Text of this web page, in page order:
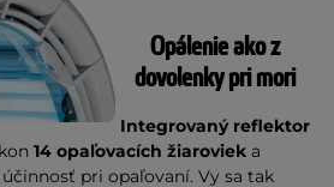
Opálenie ako z
dovolenky pri mori
Integrovaný reflektor
14 opaľovacích žiaroviek a
pri opaľovaní. Vy sa tak